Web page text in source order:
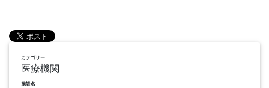
カテゴリー
医療機関
施設名